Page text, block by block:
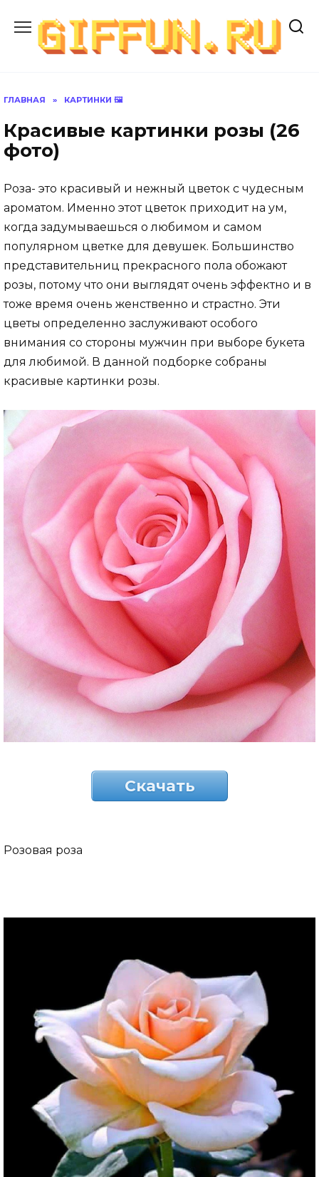
содержанию
ГЛАВНАЯ » КАРТИНКИ 🖼
Красивые картинки розы (26
фото)
Роза- это красивый и нежный цветок с чудесным
ароматом. Именно этот цветок приходит на ум,
когда задумываешься о любимом и самом
популярном цветке для девушек. Большинство
представительниц прекрасного пола обожают
розы, потому что они выглядят очень эффектно и в
тоже время очень женственно и страстно. Эти
цветы определенно заслуживают особого
внимания со стороны мужчин при выборе букета
для любимой. В данной подборке собраны
красивые картинки розы.
Скачать
Розовая роза